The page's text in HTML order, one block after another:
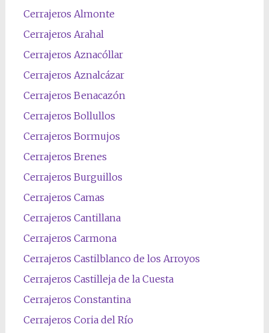
Cerrajeros Almonte
Cerrajeros Arahal
Cerrajeros Aznacóllar
Cerrajeros Aznalcázar
Cerrajeros Benacazón
Cerrajeros Bollullos
Cerrajeros Bormujos
Cerrajeros Brenes
Cerrajeros Burguillos
Cerrajeros Camas
Cerrajeros Cantillana
Cerrajeros Carmona
Cerrajeros Castilblanco de los Arroyos
Cerrajeros Castilleja de la Cuesta
Cerrajeros Constantina
Cerrajeros Coria del Río